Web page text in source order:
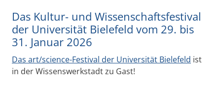
Das Kultur- und Wissenschaftsfestival
der Universität Bielefeld vom 29. bis
31. Januar 2026
Das art/science-Festival der Universität Bielefeld ist
in der Wissenswerkstadt zu Gast!